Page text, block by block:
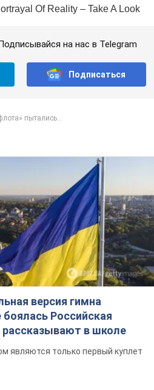
на нас в Telegram
Подписаться
пытались...
версия гимна
Российская
в школе
являются только первый куплет